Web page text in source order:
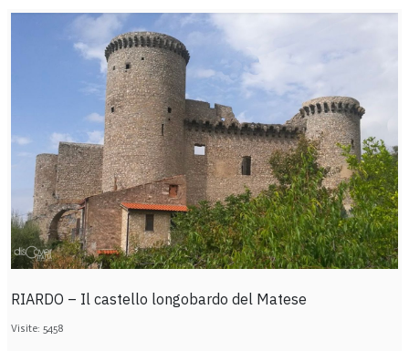
RIARDO – Il castello longobardo del Matese
Visite: 5458